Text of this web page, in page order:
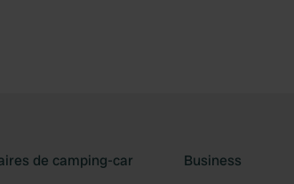
de camping-car Business